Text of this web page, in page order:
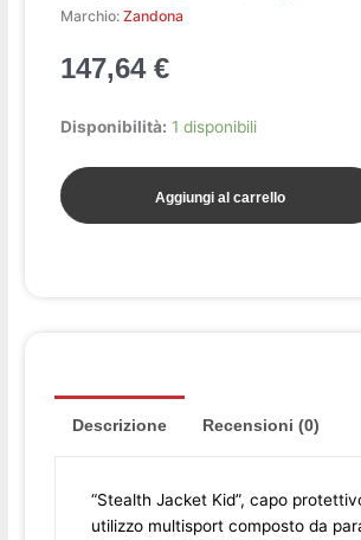
Marchio:Zandona
147,64€
Disponibilità: 1 disponibili
Stealth
kid
x8
Aggiungi al carrello
Descrizione Recensioni (0)
“Stealth Jacket Kid”, capo
utilizzo multisport composto da